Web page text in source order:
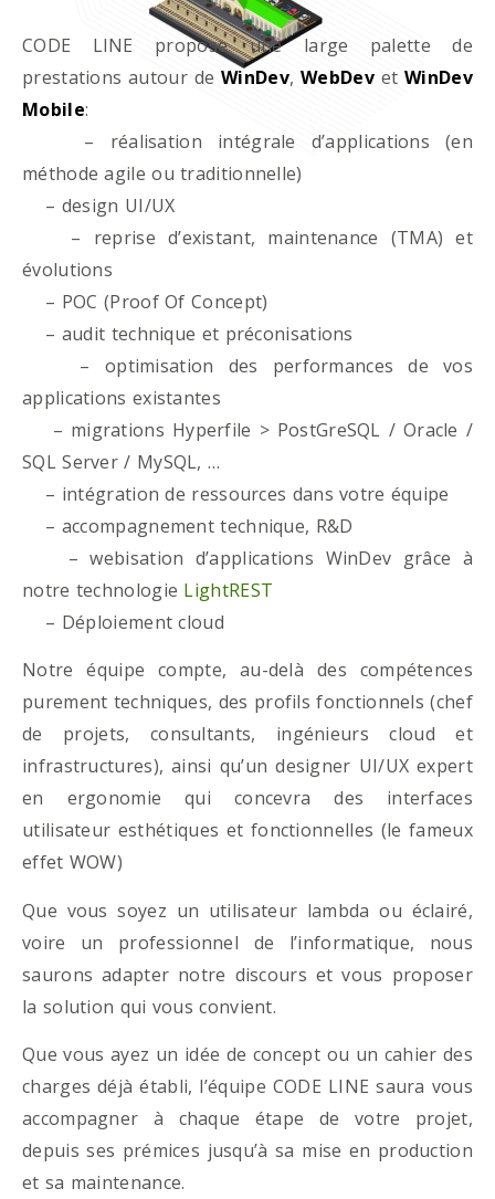
CODE LINE propose une large palette de
prestations autour deWinDev,WebDevet WinDev
Mobile:
– réalisation intégrale d’applications (en
méthode agile ou traditionnelle)
– design UI/UX
– reprise d’existant, maintenance (TMA) et
évolutions
– POC (Proof Of Concept)
– audit technique et préconisations
– optimisation des performances de vos
applications existantes
– migrations Hyperfile > PostGreSQL / Oracle /
SQL Server / MySQL, …
– intégration de ressources dans votre équipe
– accompagnement technique, R&D
– webisation d’applications WinDev grâce à
notre technologie LightREST
– Déploiement cloud
Notre équipe compte, au-delà des compétences
purement techniques, des profils fonctionnels (chef
de projets, consultants, ingénieurs cloud et
infrastructures), ainsi qu’un designer UI/UX expert
en ergonomie qui concevra des interfaces
utilisateur esthétiques et fonctionnelles (le fameux
effet WOW)
Que vous soyez un utilisateur lambda ou éclairé,
voire un professionnel de l’informatique, nous
saurons adapter notre discours et vous proposer
la solution qui vous convient.
Que vous ayez un idée de concept ou un cahier des
charges déjà établi, l’équipe CODE LINE saura vous
accompagner à chaque étape de votre projet,
depuis ses prémices jusqu’à sa mise en production
et sa maintenance.